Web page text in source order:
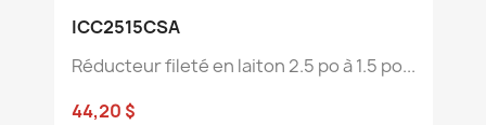
ICC2515CSA
Réducteur fileté en laiton 2.5 po à 1.5 po...
44,20 $